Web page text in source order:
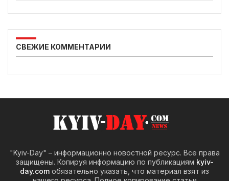
СВЕЖИЕ КОММЕНТАРИИ
"Kyiv-Day" – информационно новостной ресурс. Все права
защищены. Копируя информацию по публикациям kyiv-
day.com обязательно указать, что материал взят из